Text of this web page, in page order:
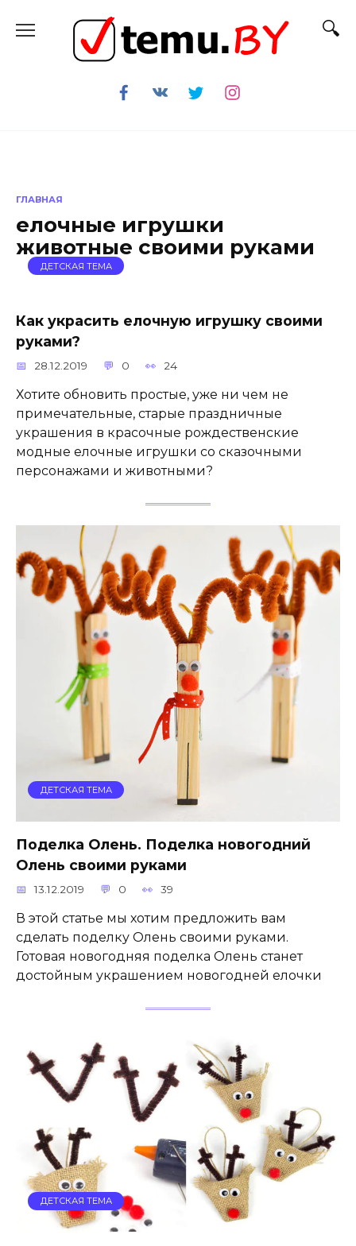
содержанию
ГЛАВНАЯ
елочные игрушки
животные своими руками
ДЕТСКАЯ ТЕМА
Как украсить елочную игрушку своими
руками?
28.12.2019 0 24
Хотите обновить простые, уже ни чем не
примечательные, старые праздничные
украшения в красочные рождественские
модные елочные игрушки со сказочными
персонажами и животными?
ДЕТСКАЯ ТЕМА
Поделка Олень. Поделка новогодний
Олень своими руками
13.12.2019 0 39
В этой статье мы хотим предложить вам
сделать поделку Олень своими руками.
Готовая новогодняя поделка Олень станет
достойным украшением новогодней елочки
ДЕТСКАЯ ТЕМА